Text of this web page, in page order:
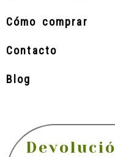
Cómo comprar
Contacto
Blog